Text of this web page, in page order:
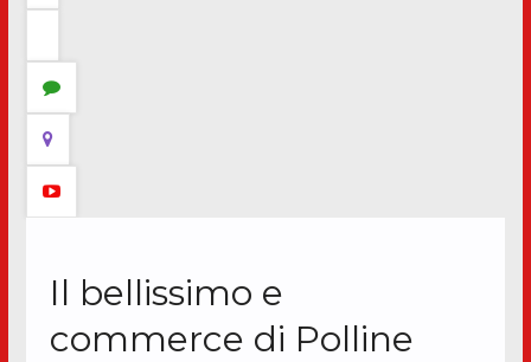
Il bellissimo e
commerce di Polline